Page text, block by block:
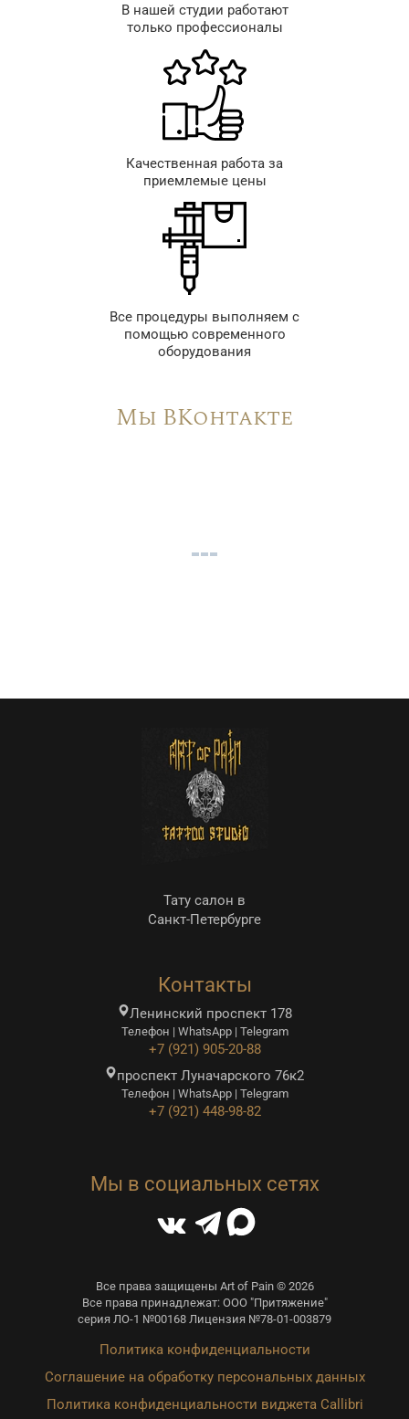
В нашей студии работают
только профессионалы
Качественная работа за
приемлемые цены
Все процедуры выполняем с
помощью современного
оборудования
Мы ВКонтакте
Тату салон в
Санкт-Петербурге
Контакты
Ленинский проспект 178
Телефон | WhatsApp | Telegram
+7 (921) 905-20-88
проспект Луначарского 76к2
Телефон | WhatsApp | Telegram
+7 (921) 448-98-82
Мы в социальных сетях
Все права защищены Art of Pain © 2026
Все права принадлежат: ООО "Притяжение"
серия ЛО-1 №00168 Лицензия №78-01-003879
Политика конфиденциальности
Соглашение на обработку персональных данных
Политика конфиденциальности виджета Callibri